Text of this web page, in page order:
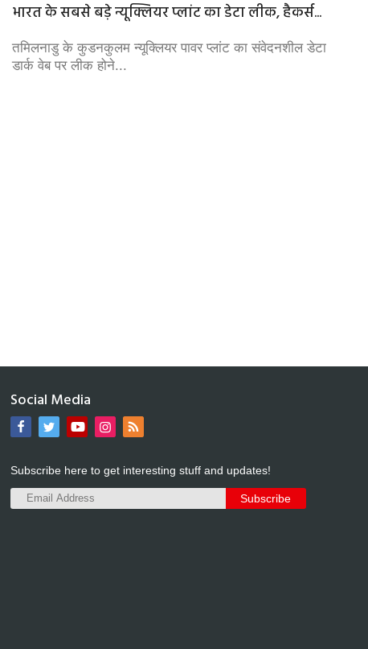
भारत के सबसे बड़े न्यूक्लियर प्लांट का डेटा लीक, हैकर्स...
तमिलनाडु के कुडनकुलम न्यूक्लियर पावर प्लांट का संवेदनशील डेटा
डार्क वेब पर लीक होने...
Social Media
Subscribe here to get interesting stuff and updates!